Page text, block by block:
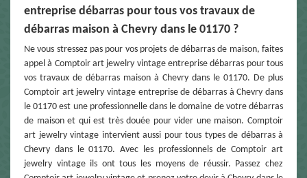
entreprise débarras pour tous vos travaux de
débarras maison à Chevry dans le 01170 ?
Ne vous stressez pas pour vos projets de débarras de maison, faites
appel à Comptoir art jewelry vintage entreprise débarras pour tous
vos travaux de débarras maison à Chevry dans le 01170. De plus
Comptoir art jewelry vintage entreprise de débarras à Chevry dans
le 01170 est une professionnelle dans le domaine de votre débarras
de maison et qui est très douée pour vider une maison. Comptoir
art jewelry vintage intervient aussi pour tous types de débarras à
Chevry dans le 01170. Avec les professionnels de Comptoir art
jewelry vintage ils ont tous les moyens de réussir. Passez chez